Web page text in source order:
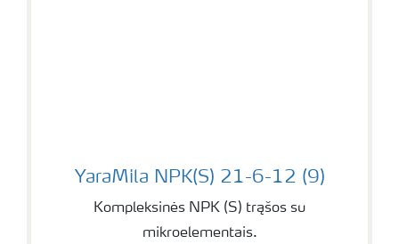
YaraMila NPK(S) 21-6-12 (9)
YaraMila NPK(S) 21-6-12 (9)
Kompleksinės NPK (S) trąšos su
mikroelementais.